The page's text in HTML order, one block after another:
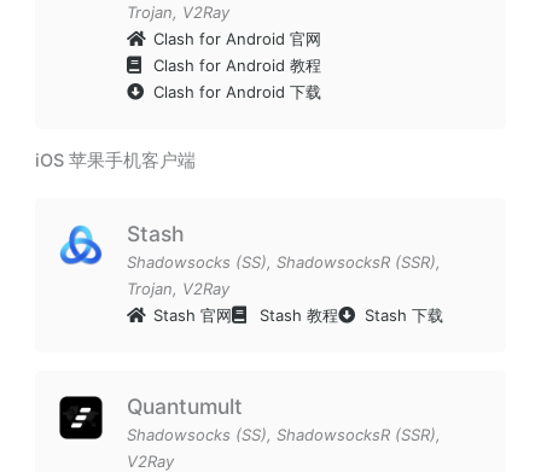
Trojan, V2Ray
Clash for Android 官网
Clash for Android 教程
Clash for Android 下载
iOS 苹果手机客户端
Stash
Shadowsocks (SS), ShadowsocksR (SSR),
Trojan, V2Ray
Stash 官网
Stash 教程 Stash 下载
Quantumult
Shadowsocks (SS), ShadowsocksR (SSR),
V2Ray